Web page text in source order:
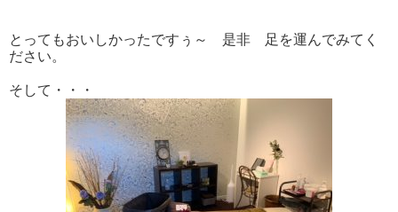
とってもおいしかったですぅ～ 是非 足を運んでみてく
ださい。
そして・・・